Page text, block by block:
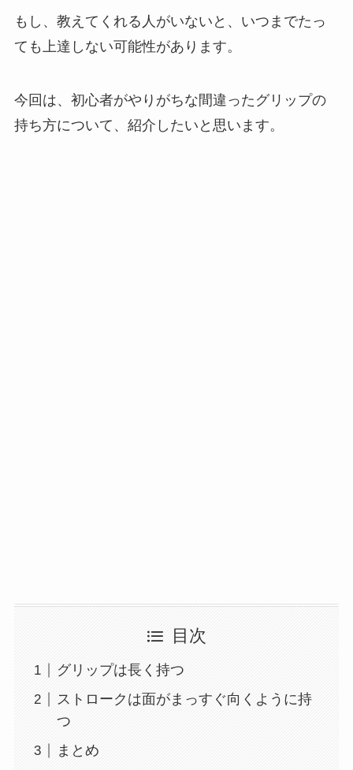
もし、教えてくれる人がいないと、いつまでたっ
ても上達しない可能性があります。
今回は、初心者がやりがちな間違ったグリップの
持ち方について、紹介したいと思います。
目次
グリップは長く持つ
ストロークは面がまっすぐ向くように持
つ
まとめ